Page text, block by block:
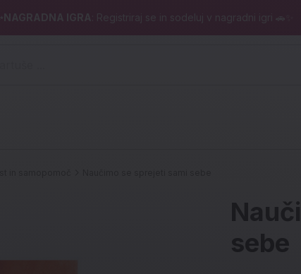
✨NAGRADNA IGRA : Registriraj se in sodeluj v nagradni igri 🚗✨
sebe